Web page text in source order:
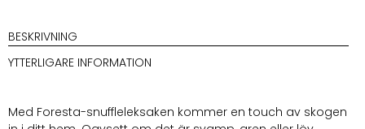
BESKRIVNING
YTTERLIGARE INFORMATION
Med Foresta-snuffleleksaken kommer en touch av skogen